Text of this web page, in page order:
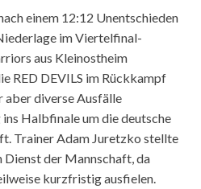
einem 12:12 Unentschieden
im Viertelfinal-
aus Kleinostheim
RED DEVILS im Rückkampf
diverse Ausfälle
Halbfinale um die deutsche
Trainer Adam Juretzko stellte
Dienst der Mannschaft, da
kurzfristig ausfielen.